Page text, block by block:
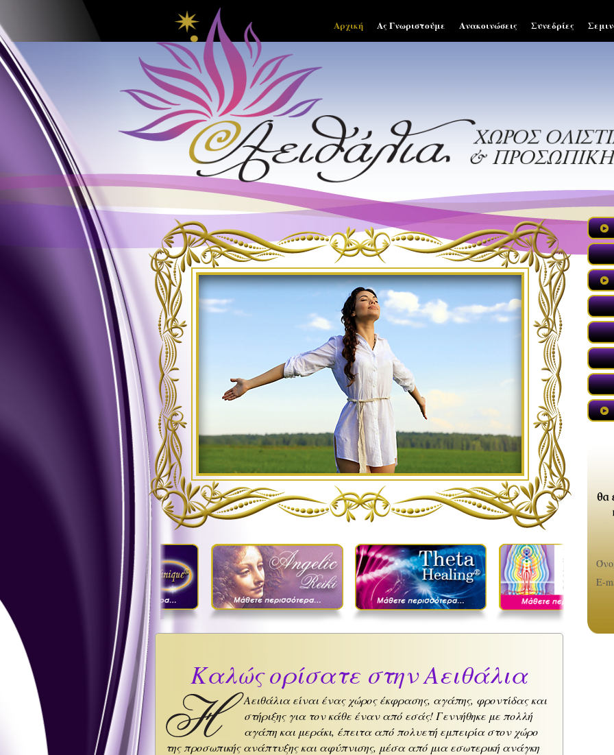
Αρχική Ας Γνωριστούμε Ανακοινώσεις Συνεδρίες
Καλώς ορίσατε στην Αειθάλια
Αειθάλια είναι ένας χώρος έκφρασης, αγάπης, φροντίδας και
στήριξης για τον κάθε έναν από εσάς! Γεννήθηκε με πολλή
αγάπη και μεράκι, έπειτα από πολυετή εμπειρία στον χώρο
της προσωπικής ανάπτυξης και αφύπνισης, μέσα από μια εσωτερική ανάγκη
E-